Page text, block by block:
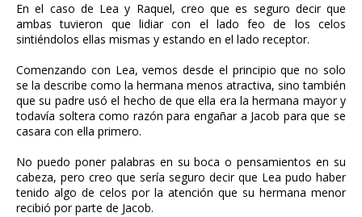
En el caso de Lea y Raquel, creo que es seguro decir que
ambas tuvieron que lidiar con el lado feo de los celos
sintiéndolos ellas mismas y estando en el lado receptor.
Comenzando con Lea, vemos desde el principio que no solo
se la describe como la hermana menos atractiva, sino también
que su padre usó el hecho de que ella era la hermana mayor y
todavía soltera como razón para engañar a Jacob para que se
casara con ella primero.
No puedo poner palabras en su boca o pensamientos en su
cabeza, pero creo que sería seguro decir que Lea pudo haber
tenido algo de celos por la atención que su hermana menor
recibió por parte de Jacob.